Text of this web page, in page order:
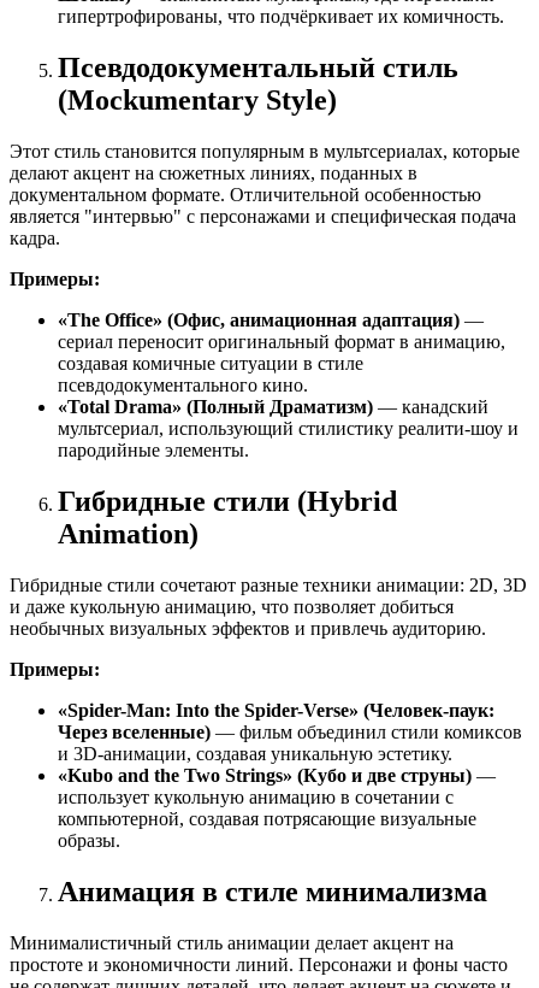
гипертрофированы, что подчёркивает их комичность.
Псевдодокументальный стиль
(Mockumentary Style)
Этот стиль становится популярным в мультсериалах, которые
делают акцент на сюжетных линиях, поданных в
документальном формате. Отличительной особенностью
является "интервью" с персонажами и специфическая подача
кадра.
Примеры:
«The Office» (Офис, анимационная адаптация) —
сериал переносит оригинальный формат в анимацию,
создавая комичные ситуации в стиле
псевдодокументального кино.
«Total Drama» (Полный Драматизм) — канадский
мультсериал, использующий стилистику реалити-шоу и
пародийные элементы.
Гибридные стили (Hybrid
Animation)
Гибридные стили сочетают разные техники анимации: 2D, 3D
и даже кукольную анимацию, что позволяет добиться
необычных визуальных эффектов и привлечь аудиторию.
Примеры:
«Spider-Man: Into the Spider-Verse» (Человек-паук:
Через вселенные) — фильм объединил стили комиксов
и 3D-анимации, создавая уникальную эстетику.
«Kubo and the Two Strings» (Кубо и две струны) —
использует кукольную анимацию в сочетании с
компьютерной, создавая потрясающие визуальные
образы.
Анимация в стиле минимализма
Минималистичный стиль анимации делает акцент на
простоте и экономичности линий. Персонажи и фоны часто